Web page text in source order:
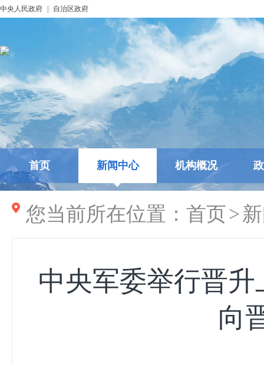
中央人民政府 自治区政府
首页 新闻中心 机构概况
您当前所在位置： 首页>
中央军委举行晋
向